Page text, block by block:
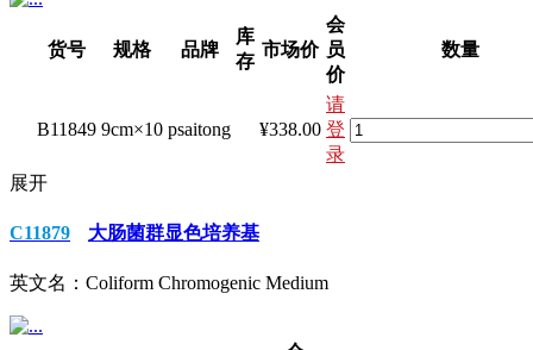
货号 规格 品牌
库
存
市场价
会
员
价
数量
B11849 9cm×10 psaitong ¥338.00
请
登
录
展开
C11879 大肠菌群显色培养基
英文名： Coliform Chromogenic Medium